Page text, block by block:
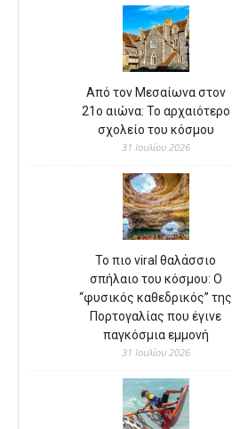
Από τον Μεσαίωνα στον
21ο αιώνα: Το αρχαιότερο
σχολείο του κόσμου
31 Ιουλίου 2026
Το πιο viral θαλάσσιο
σπήλαιο του κόσμου: Ο
“φυσικός καθεδρικός” της
Πορτογαλίας που έγινε
παγκόσμια εμμονή
31 Ιουλίου 2026